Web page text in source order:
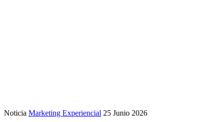
Noticia Marketing Experiencial 25 Junio 2026